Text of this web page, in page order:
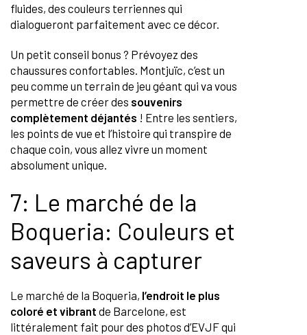
fluides, des couleurs terriennes qui
dialogueront parfaitement avec ce décor.
Un petit conseil bonus ? Prévoyez des
chaussures confortables. Montjuïc, c’est un
peu comme un terrain de jeu géant qui va vous
permettre de créer des souvenirs
complètement déjantés ! Entre les sentiers,
les points de vue et l’histoire qui transpire de
chaque coin, vous allez vivre un moment
absolument unique.
7: Le marché de la
Boqueria: Couleurs et
saveurs à capturer
Le marché de la Boqueria, l’endroit le plus
coloré et vibrant de Barcelone, est
littéralement fait pour des photos d’EVJF qui